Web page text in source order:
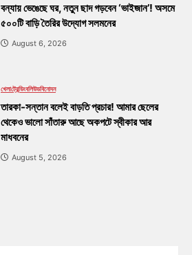
বন্যায় ভেঙেছে ঘর, নতুন ছাদ গড়বেন ‘ভাইজান’! অসমে
৫০০টি বাড়ি তৈরির উদ্যোগ সলমনের
August 6, 2026
খেলাট্রেন্ডিংবলিউডবিনোদন
তারকা-সন্তান বলেই বাড়তি প্রচার! আমার ছেলের
থেকেও ভালো সাঁতারু আছে অকপটে স্বীকার আর
মাধবনের
August 5, 2026